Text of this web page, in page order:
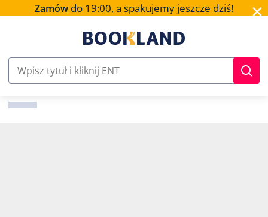
Zamów do 19:00, a spakujemy jeszcze dziś! ✕